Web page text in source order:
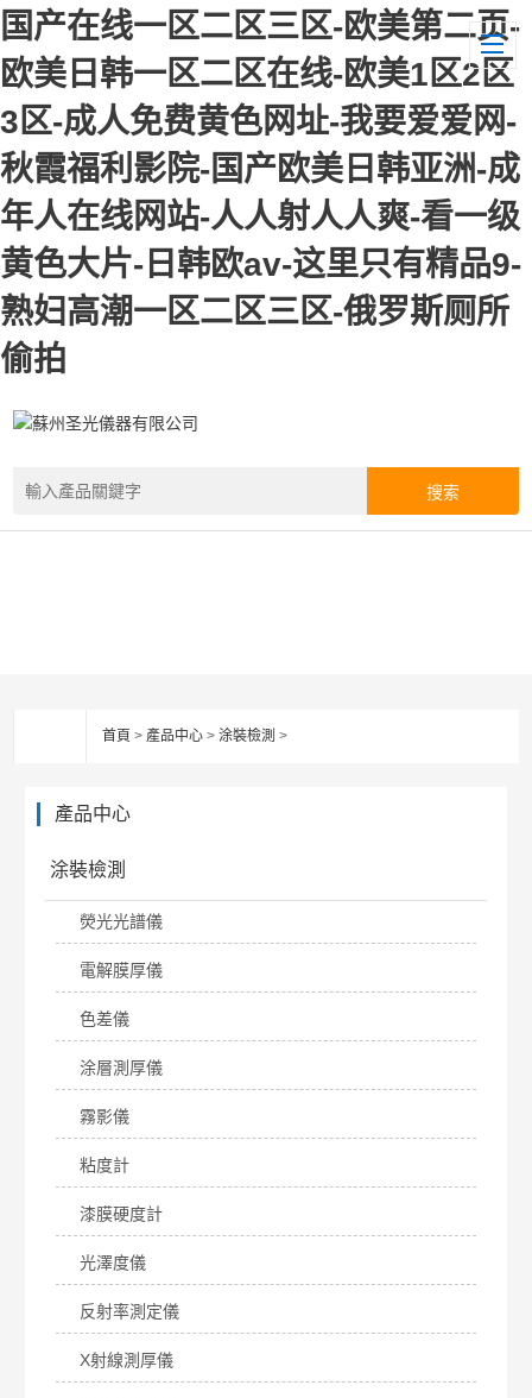
国产在线一区二区三区-欧美第二页-
欧美日韩一区二区在线-欧美1区2区
3区-成人免费黄色网址-我要爱爱网-
秋霞福利影院-国产欧美日韩亚洲-成
年人在线网站-人人射人人爽-看一级
黄色大片-日韩欧av-这里只有精品9-
熟妇高潮一区二区三区-俄罗斯厕所
偷拍
首頁 > 產品中心 >涂裝檢測 >
產品中心
涂裝檢測
熒光光譜儀
電解膜厚儀
色差儀
涂層測厚儀
霧影儀
粘度計
漆膜硬度計
光澤度儀
反射率測定儀
X射線測厚儀